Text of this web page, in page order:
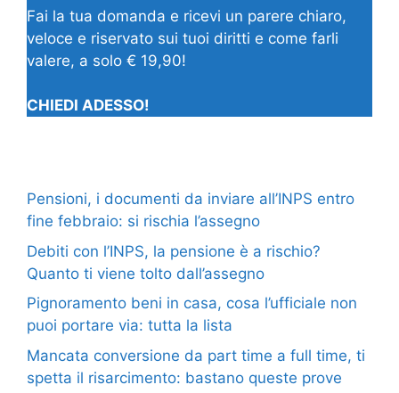
Fai la tua domanda e ricevi un parere chiaro,
veloce e riservato sui tuoi diritti e come farli
valere, a solo € 19,90!
CHIEDI ADESSO!
Pensioni, i documenti da inviare all’INPS entro
fine febbraio: si rischia l’assegno
Debiti con l’INPS, la pensione è a rischio?
Quanto ti viene tolto dall’assegno
Pignoramento beni in casa, cosa l’ufficiale non
puoi portare via: tutta la lista
Mancata conversione da part time a full time, ti
spetta il risarcimento: bastano queste prove